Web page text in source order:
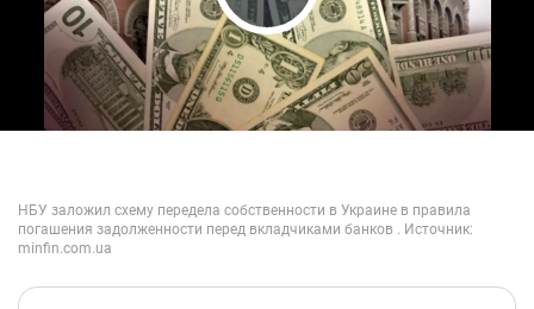
Play Video